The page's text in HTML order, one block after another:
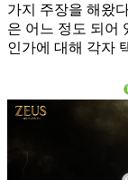
가지 주장을 해왔
은 어느 정도 되어
인가에 대해 각자